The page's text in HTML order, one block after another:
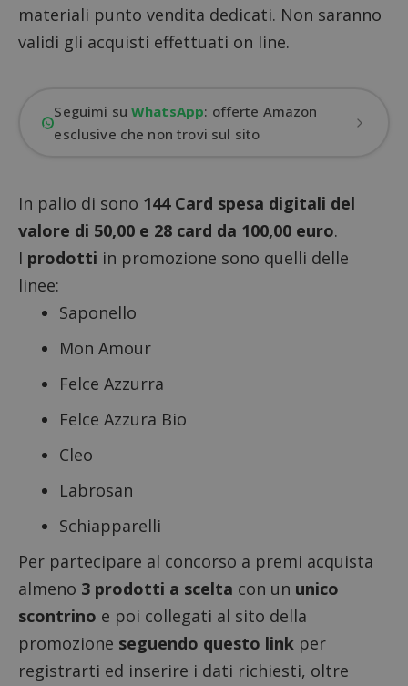
materiali punto vendita dedicati. Non saranno
validi gli acquisti effettuati on line.
Seguimi suWhatsApp: offerte Amazon
esclusive che non trovi sul sito
In palio di sono 144 Card spesa digitali del
valore di 50,00 e 28 card da 100,00 euro.
I prodotti in promozione sono quelli delle
linee:
Saponello
Mon Amour
Felce Azzurra
Felce Azzura Bio
Cleo
Labrosan
Schiapparelli
Per partecipare al concorso a premi acquista
almeno 3 prodotti a scelta con un unico
scontrino e poi collegati al sito della
promozione seguendo questo link per
registrarti ed inserire i dati richiesti, oltre